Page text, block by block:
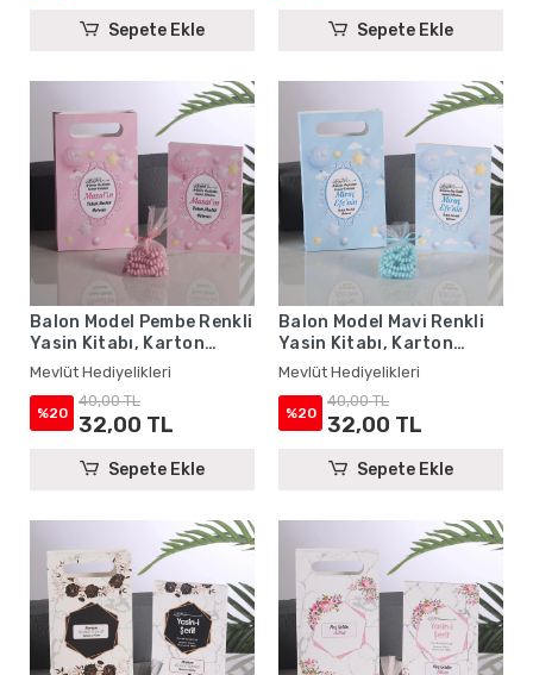
Sepete Ekle Sepete Ekle
Balon Model Pembe Renkli
Yasin Kitabı, Karton
Çanta ve Tesbih - Mevlüt
Hediyelikleri
Mevlüt Hediyelikleri
%20
40,00 TL
32,00 TL
Sepete Ekle
Balon Model Mavi Renkli
Yasin Kitabı, Karton
Çanta ve Tesbih - Mevlüt
Hediyelikleri
Mevlüt Hediyelikleri
%20
40,00 TL
32,00 TL
Sepete Ekle